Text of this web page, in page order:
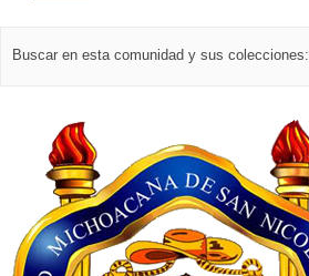
Buscar en esta comunidad y sus colecciones: